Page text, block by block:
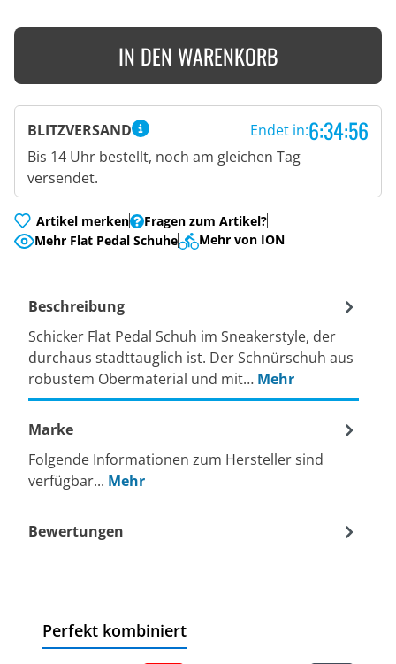
IN DEN WARENKORB
BLITZVERSAND
Bis 14 Uhr bestellt, noch am gleichen Tag
versendet.
Endet in:6:34:55
Artikel merken
Fragen zum Artikel?
Mehr Flat Pedal Schuhe
Mehr von ION
Perfekt kombiniert
Beschreibung
Schicker Flat Pedal Schuh im Sneakerstyle, der
durchaus stadttauglich ist. Der Schnürschuh aus
robustem Obermaterial und mit… Mehr
Marke
Folgende Informationen zum Hersteller sind
verfügbar... Mehr
Bewertungen